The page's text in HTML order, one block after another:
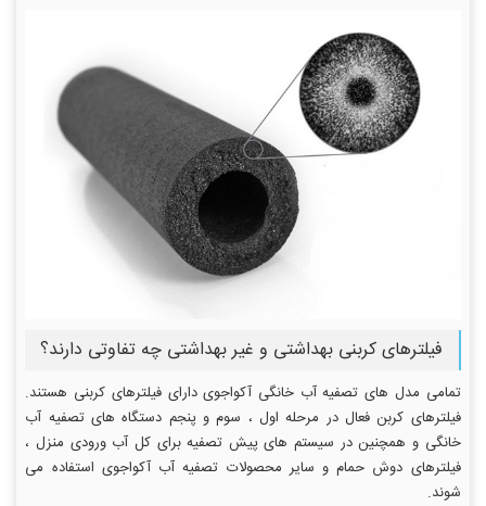
فیلترهای کربنی بهداشتی و غیر بهداشتی چه تفاوتی دارند؟
تمامی مدل های تصفیه آب خانگی آکواجوی دارای فیلترهای کربنی هستند.
فیلترهای کربن فعال در مرحله اول ، سوم و پنجم دستگاه های تصفیه آب
خانگی و همچنین در سیستم های پیش تصفیه برای کل آب ورودی منزل ،
فیلترهای دوش حمام و سایر محصولات تصفیه آب آکواجوی استفاده می
شوند.